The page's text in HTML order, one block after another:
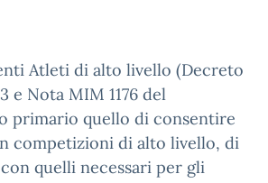
Atleti di alto livello (Decreto
Nota MIM 1176 del
primario quello di consentire
competizioni di alto livello, di
quelli necessari per gli